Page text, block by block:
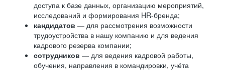
доступа к базе данных, организацию мероприятий,
исследований и формирования HR-бренда;
кандидатов — для рассмотрения возможности
трудоустройства в нашу компанию и для ведения
кадрового резерва компании;
сотрудников — для ведения кадровой работы,
обучения, направления в командировки, учёта